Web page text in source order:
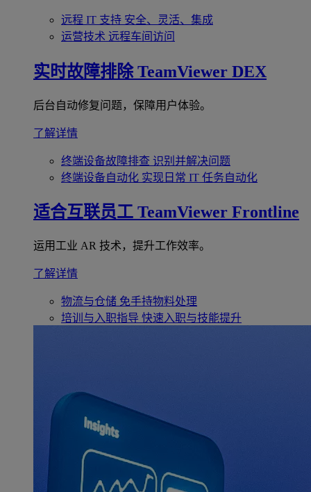
远程 IT 支持 安全、灵活、集成
运营技术 远程车间访问
实时故障排除 TeamViewer DEX
后台自动修复问题，保障用户体验。
了解详情
终端设备故障排查 识别并解决问题
终端设备自动化 实现日常 IT 任务自动化
适合互联员工 TeamViewer Frontline
运用工业 AR 技术，提升工作效率。
了解详情
物流与仓储 免手持物料处理
培训与入职指导 快速入职与技能提升